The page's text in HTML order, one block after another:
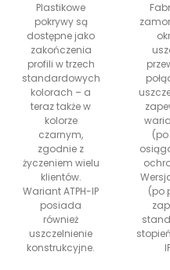
Plastikowe
pokrywy są
dostępne jako
zakończenia
profili w trzech
standardowych
kolorach – a
teraz także w
kolorze
czarnym,
zgodnie z
życzeniem wielu
klientów.
Wariant ATPH-IP
posiada
również
uszczelnienie
konstrukcyjne.
(po
(po